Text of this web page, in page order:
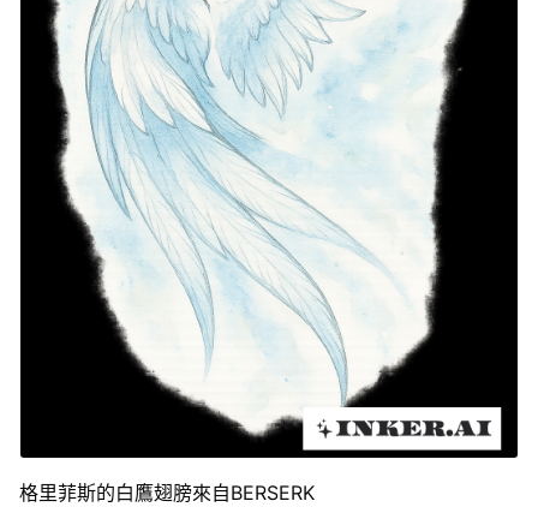
格里菲斯的白鷹翅膀來自BERSERK